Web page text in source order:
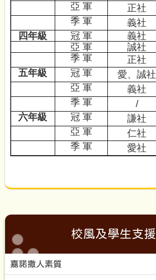
亞 軍 正社
季 軍
義社
四年級
冠 軍 義社
亞 軍
誠社
季 軍
正社
五年級
冠 軍 愛、誠社
亞 軍
義社
季 軍 /
六年級
冠 軍 謙社
亞 軍
仁社
季 軍
愛社
校風及學生支援
嘉諾撒人素質